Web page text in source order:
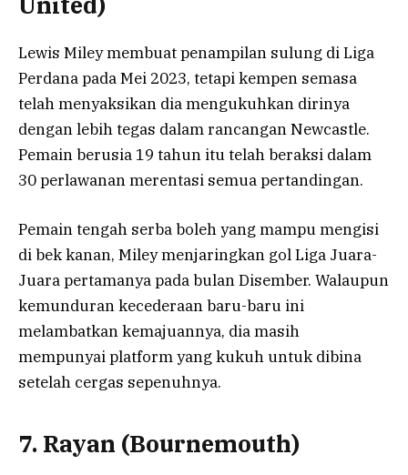
Lewis Miley membuat penampilan sulung di Liga
Perdana pada Mei 2023, tetapi kempen semasa
telah menyaksikan dia mengukuhkan dirinya
dengan lebih tegas dalam rancangan Newcastle.
Pemain berusia 19 tahun itu telah beraksi dalam
30 perlawanan merentasi semua pertandingan.
Pemain tengah serba boleh yang mampu mengisi
di bek kanan, Miley menjaringkan gol Liga Juara-
Juara pertamanya pada bulan Disember. Walaupun
kemunduran kecederaan baru-baru ini
melambatkan kemajuannya, dia masih
mempunyai platform yang kukuh untuk dibina
setelah cergas sepenuhnya.
7. Rayan (Bournemouth)